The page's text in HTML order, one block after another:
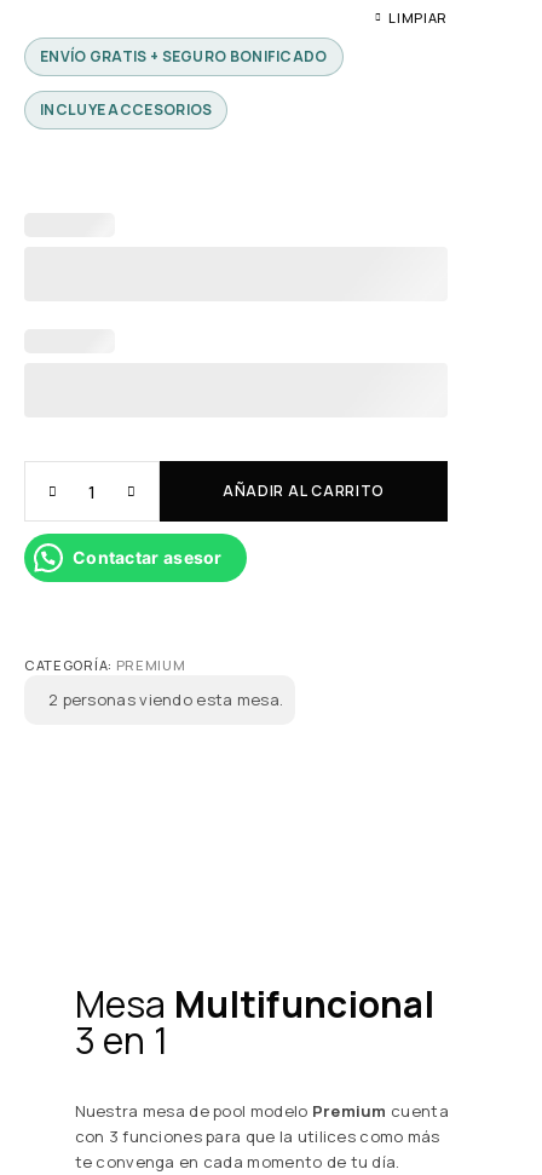
LIMPIAR
ENVÍO GRATIS + SEGURO BONIFICADO
INCLUYE ACCESORIOS
AÑADIR AL CARRITO
Contactar asesor
CATEGORÍA: PREMIUM
2 personas viendo esta mesa.
Mesa Multifuncional
3 en 1
Nuestra mesa de pool modelo Premium cuenta
con 3 funciones para que la utilices como más
te convenga en cada momento de tu día.